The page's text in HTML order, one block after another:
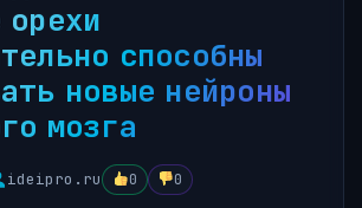
орехи
способны
новые нейроны
мозга
ideipro.ru 0 0